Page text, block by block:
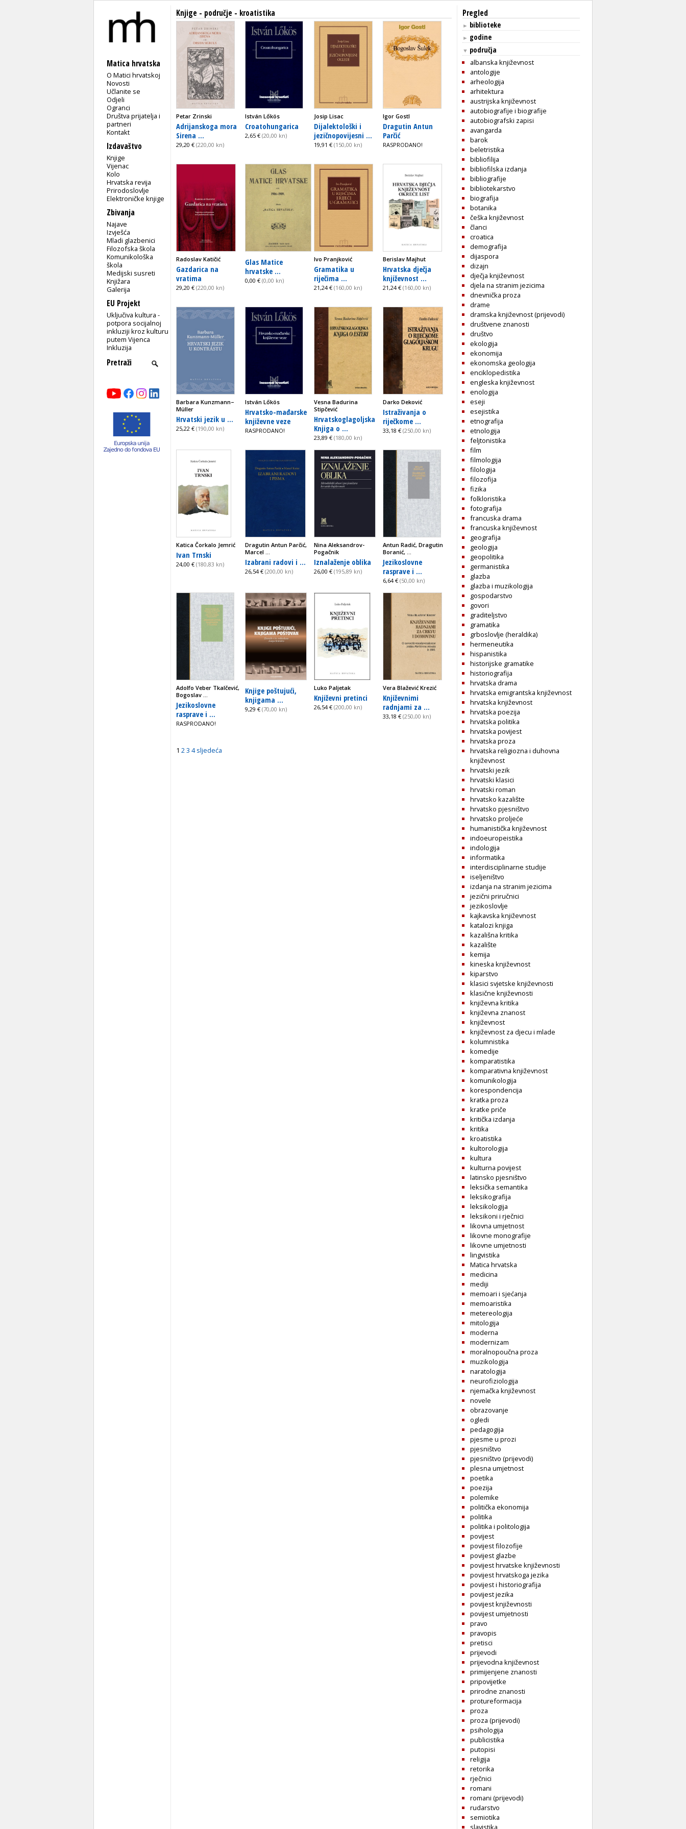
Matica hrvatska
O Matici hrvatskoj
Novosti
Učlanite se
Odjeli
Ogranci
Društva prijatelja i
partneri
Kontakt
Izdavaštvo
Knjige
Vijenac
Kolo
Hrvatska revija
Prirodoslovlje
Elektroničke knjige
Zbivanja
Najave
Izvješća
Mladi glazbenici
Filozofska škola
Komunikološka
škola
Medijski susreti
Knjižara
Galerija
EU Projekt
Uključiva kultura -
potpora socijalnoj
inkluziji kroz kulturu
putem Vijenca
Inkluzija
Knjige - područje - kroatistika
Petar Zrinski
Adrijanskoga mora
Sirena ...
29,20 € (220,00 kn)
István Lőkös
Croatohungarica
2,65 € (20,00 kn)
Josip Lisac
Dijalektološki i
jezičnopovijesni ...
19,91 € (150,00 kn)
Igor Gostl
Dragutin Antun
Parčić
RASPRODANO!
Radoslav Katičić
Gazdarica na
vratima
29,20 € (220,00 kn)
Glas Matice
hrvatske ...
0,00 € (0,00 kn)
Ivo Pranjković
Gramatika u
riječima ...
21,24 € (160,00 kn)
Berislav Majhut
Hrvatska dječja
književnost ...
21,24 € (160,00 kn)
Barbara Kunzmann–
Müller
Hrvatski jezik u ...
25,22 € (190,00 kn)
István Lőkös
Hrvatsko-mađarske
književne veze
RASPRODANO!
Vesna Badurina
Stipčević
Hrvatskoglagoljska
Knjiga o ...
23,89 € (180,00 kn)
Darko Deković
Istraživanja o
riječkome ...
33,18 € (250,00 kn)
Katica Čorkalo Jemrić
Ivan Trnski
24,00 € (180,83 kn)
Dragutin Antun Parčić,
Marcel ...
Izabrani radovi i ...
26,54 € (200,00 kn)
Nina Aleksandrov-
Pogačnik
Iznalaženje oblika
26,00 € (195,89 kn)
Antun Radić, Dragutin
Boranić, ...
Jezikoslovne
rasprave i ...
6,64 € (50,00 kn)
Adolfo Veber Tkalčević,
Bogoslav ...
Jezikoslovne
rasprave i ...
RASPRODANO!
Knjige poštujući,
knjigama ...
9,29 € (70,00 kn)
Luko Paljetak
Književni pretinci
26,54 € (200,00 kn)
Vera Blažević Krezić
Književnimi
radnjami za ...
33,18 € (250,00 kn)
1 23 4 sljedeća
Pregled
► biblioteke
► godine
▼ područja
albanska književnost
antologije
arheologija
arhitektura
austrijska književnost
autobiografije i biografije
autobiografski zapisi
avangarda
barok
beletristika
bibliofilija
bibliofilska izdanja
bibliografije
bibliotekarstvo
biografija
botanika
češka književnost
članci
croatica
demografija
dijaspora
dizajn
dječja književnost
djela na stranim jezicima
dnevnička proza
drame
dramska književnost (prijevodi)
društvene znanosti
društvo
ekologija
ekonomija
ekonomska geologija
enciklopedistika
engleska književnost
enologija
eseji
esejistika
etnografija
etnologija
feljtonistika
film
filmologija
filologija
filozofija
fizika
folkloristika
fotografija
francuska drama
francuska književnost
geografija
geologija
geopolitika
germanistika
glazba
glazba i muzikologija
gospodarstvo
govori
graditeljstvo
gramatika
grboslovlje (heraldika)
hermeneutika
hispanistika
historijske gramatike
historiografija
hrvatska drama
hrvatska emigrantska književnost
hrvatska književnost
hrvatska poezija
hrvatska politika
hrvatska povijest
hrvatska proza
hrvatska religiozna i duhovna
književnost
hrvatski jezik
hrvatski klasici
hrvatski roman
hrvatsko kazalište
hrvatsko pjesništvo
hrvatsko proljeće
humanistička književnost
indoeuropeistika
indologija
informatika
interdisciplinarne studije
iseljeništvo
izdanja na stranim jezicima
jezični priručnici
jezikoslovlje
kajkavska književnost
katalozi knjiga
kazališna kritika
kazalište
kemija
kineska književnost
kiparstvo
klasici svjetske književnosti
klasične književnosti
književna kritika
književna znanost
književnost
književnost za djecu i mlade
kolumnistika
komedije
komparatistika
komparativna književnost
komunikologija
korespondencija
kratka proza
kratke priče
kritička izdanja
kritika
kroatistika
kultorologija
kultura
kulturna povijest
latinsko pjesništvo
leksička semantika
leksikografija
leksikologija
leksikoni i rječnici
likovna umjetnost
likovne monografije
likovne umjetnosti
lingvistika
Matica hrvatska
medicina
mediji
memoari i sjećanja
memoaristika
metereologija
mitologija
moderna
modernizam
moralnopoučna proza
muzikologija
naratologija
neurofiziologija
njemačka književnost
novele
obrazovanje
ogledi
pedagogija
pjesme u prozi
pjesništvo
pjesništvo (prijevodi)
plesna umjetnost
poetika
poezija
polemike
politička ekonomija
politika
politika i politologija
povijest
povijest filozofije
povijest glazbe
povijest hrvatske književnosti
povijest hrvatskoga jezika
povijest i historiografija
povijest jezika
povijest književnosti
povijest umjetnosti
pravo
pravopis
pretisci
prijevodi
prijevodna književnost
primijenjene znanosti
pripovijetke
prirodne znanosti
protureformacija
proza
proza (prijevodi)
psihologija
publicistika
putopisi
religija
retorika
rječnici
romani
romani (prijevodi)
rudarstvo
semiotika
slavistika